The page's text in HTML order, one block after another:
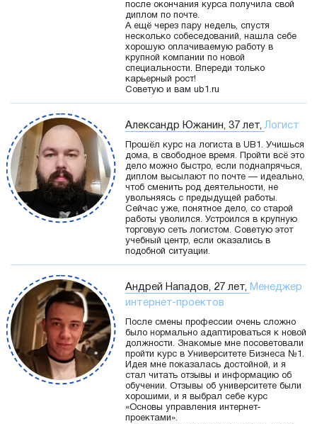
после окончания курса получила свой
диплом по почте.
А ещё через пару недель, спустя
несколько собеседований, нашла себе
хорошую оплачиваемую работу в
крупной компании по новой
специальности. Впереди только
карьерный рост!
Советую и вам ub1.ru
Александр Южанин, 37 лет,Логист
Прошёл курс на логиста в UB1. Учишься
дома, в свободное время. Пройти всё это
дело можно быстро, если поднапрячься,
диплом высылают по почте — идеально,
чтоб сменить род деятельности, не
увольняясь с предыдущей работы.
Сейчас уже, понятное дело, со старой
работы уволился. Устроился в крупную
торговую сеть логистом. Советую этот
учебный центр, если оказались в
подобной ситуации.
Андрей Нападов, 27 лет, Менеджер
интернет-проектов
После смены профессии очень сложно
было нормально адаптироваться к новой
должности. Знакомые мне посоветовали
пройти курс в Университете Бизнеса №1.
Идея мне показалась достойной, и я
стал читать отзывы и информацию об
обучении. Отзывы об университете были
хорошими, и я выбрал себе курс
«Основы управления интернет-
проектами».